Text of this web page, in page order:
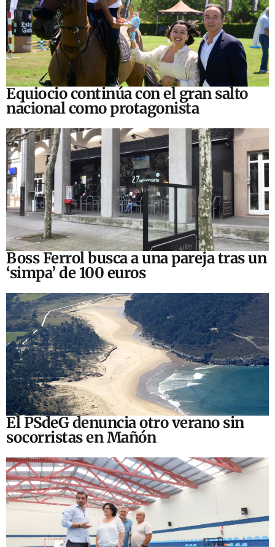
Equiocio continúa con el gran salto
nacional como protagonista
Boss Ferrol busca a una pareja tras un
‘simpa’ de 100 euros
El PSdeG denuncia otro verano sin
socorristas en Mañón